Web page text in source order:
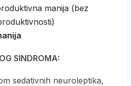
manija (bez
SINDROMA: